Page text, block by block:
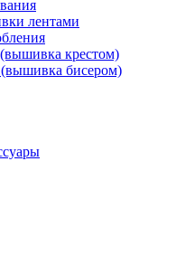
лентами
крестом)
бисером)